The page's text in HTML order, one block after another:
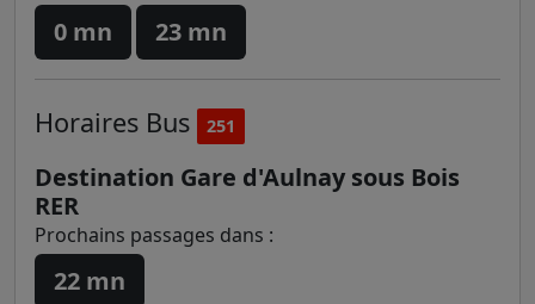
0 mn 23 mn
Horaires Bus 251
Destination Gare d'Aulnay sous Bois
RER
Prochains passages dans :
22 mn